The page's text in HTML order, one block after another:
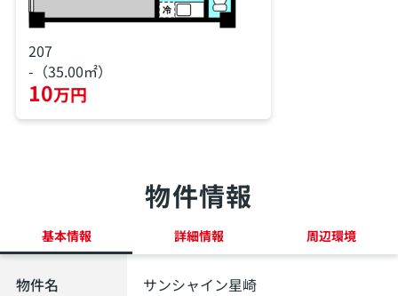
207
-（35.00㎡）
10万円
物件情報
基本情報 詳細情報 周辺環境
物件名 サンシャイン星崎